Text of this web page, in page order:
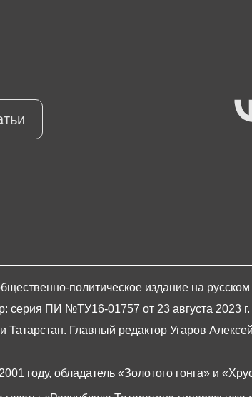
политическое издание на
серия ПИ №ТУ16-01757 от 23 августа 2023
Татарстан. Главный редактор Угаров
году, обладатель «Золотого гонга» и